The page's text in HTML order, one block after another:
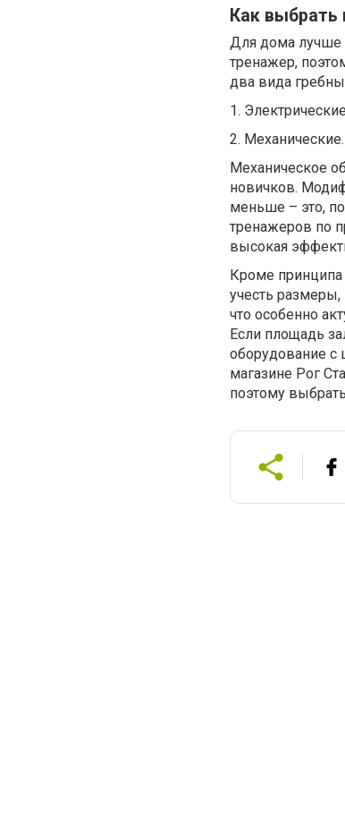
Как выбрать
Для дома лучше
тренажер,
два вида
1.
2. Механические.
Механическое
новичков.
меньше – это,
тренажеров по
высокая
Кроме принципа
учесть
что особенно
Если площадь
оборудование с
магазине Рог
поэтому